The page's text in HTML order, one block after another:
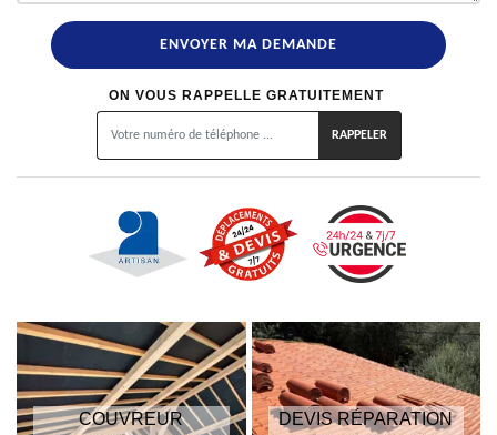
ON VOUS RAPPELLE GRATUITEMENT
COUVREUR
DEVIS RÉPARATION